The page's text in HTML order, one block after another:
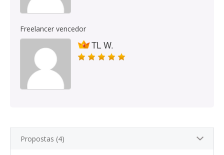
Freelancer vencedor
TL W.
Propostas (4)